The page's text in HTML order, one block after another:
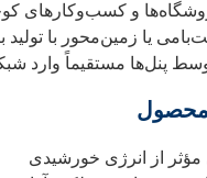
و کسب‌وکارهای
زمین‌محور با تولید برق تا ۶
توسط پنل‌ها مستقیماً
محصول
مؤثر از انرژی خورشیدی